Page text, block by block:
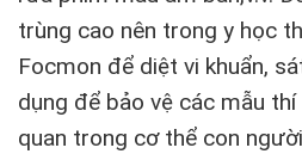
trùng cao nên trong y học
Focmon để diệt vi khuẩn,
dụng để bảo vệ các mẫu
quan trong cơ thể con